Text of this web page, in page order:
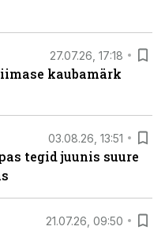
27.07.26, 17:18
kaubamärk
03.08.26, 13:51
tegid juunis suure
21.07.26, 09:50